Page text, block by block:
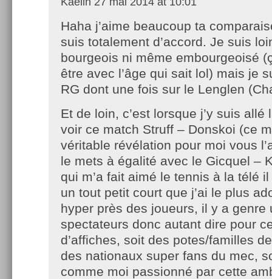
Haha j’aime beaucoup ta
suis totalement d’accord. Je suis
bourgeois ni même embourgeoisé
être avec l’âge qui sait lol) mais je
RG dont une fois sur le Lenglen
Et de loin, c’est lorsque j’y suis allé
voir ce match Struff – Donskoi (ce
véritable révélation pour moi vous
le mets à égalité avec le Gicquel –
qui m’a fait aimé le tennis à la télé
un tout petit court que j’ai le plus
hyper près des joueurs, il y a genre
spectateurs donc autant dire pour
d’affiches, soit des potes/familles
des nationaux super fans du mec,
comme moi passionné par cette